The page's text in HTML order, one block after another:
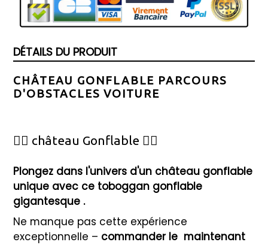
DÉTAILS DU PRODUIT
CHÂTEAU GONFLABLE PARCOURS
D'OBSTACLES VOITURE
🦸‍♂️ château Gonflable 🦸‍♀️
Plongez dans l'univers d'un château gonflable
unique avec ce toboggan gonflable
gigantesque .
Ne manque pas cette expérience
exceptionnelle – commander le maintenant